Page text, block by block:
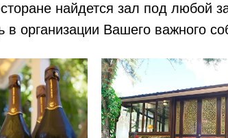
найдется зал под любой
организации Вашего важного